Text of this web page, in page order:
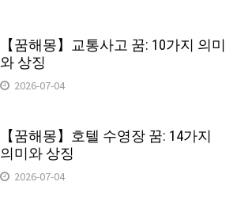
【꿈해몽】교통사고 꿈: 10가지 의미
와 상징
2026-07-04
【꿈해몽】호텔 수영장 꿈: 14가지
의미와 상징
2026-07-04